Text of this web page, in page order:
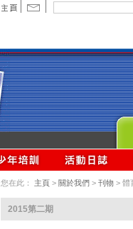
您在此： 主頁 > 關於我們 > 刊物 > 體
2015第二期